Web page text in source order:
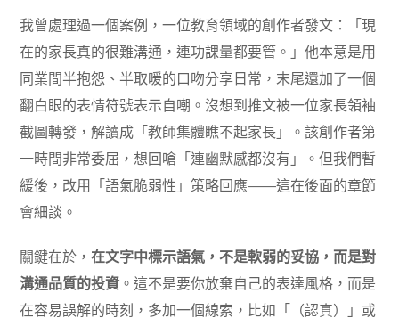
我曾處理過一個案例，一位教育領域的創作者發文：「現
在的家長真的很難溝通，連功課量都要管。」他本意是用
同業間半抱怨、半取暖的口吻分享日常，末尾還加了一個
翻白眼的表情符號表示自嘲。沒想到推文被一位家長領袖
截圖轉發，解讀成「教師集體瞧不起家長」。該創作者第
一時間非常委屈，想回嗆「連幽默感都沒有」。但我們暫
緩後，改用「語氣脆弱性」策略回應——這在後面的章節
會細談。
關鍵在於，在文字中標示語氣，不是軟弱的妥協，而是對
溝通品質的投資 。這不是要你放棄自己的表達風格，而是
在容易誤解的時刻，多加一個線索，比如「（認真）」或